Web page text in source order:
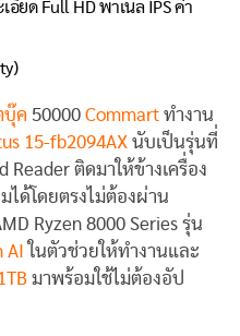
อียด Full HD พาเนล IPS ค่า
บุ๊ค 50000 Commart ทำงาน
15-fb2094AX นับเป็นรุ่นที่
Reader ติดมาให้ข้างเครื่อง
ได้โดยตรงไม่ต้องผ่าน
Ryzen 8000 Series รุ่น
AI
ในตัวช่วยให้ทำงานและ
มาพร้อมใช้ไม่ต้องอัป